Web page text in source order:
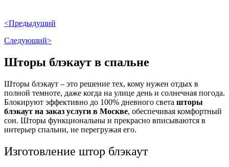
<Предыдущий
Следующий>
Шторы блэкаут в спальне
Шторы блэкаут – это решение тех, кому нужен отдых в
полной темноте, даже когда на улице день и солнечная погода.
Блокируют эффективно до 100% дневного света шторы
блэкаут на заказ услуги в Москве, обеспечивая комфортный
сон. Шторы функциональны и прекрасно вписываются в
интерьер спальни, не перегружая его.
Изготовление штор блэкаут